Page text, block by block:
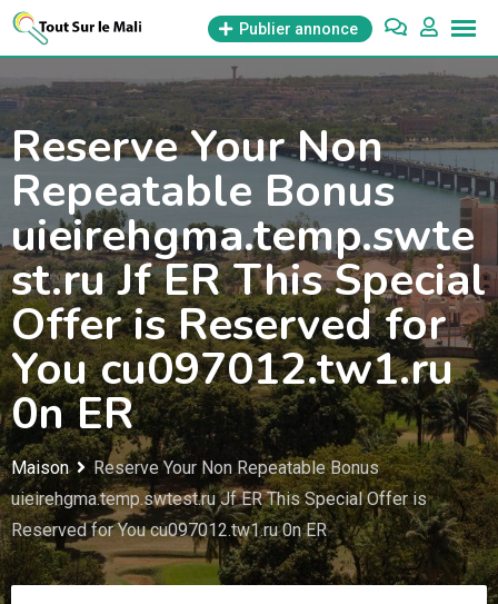
Aller
contenu
Publier annonce
Reserve Your Non
Repeatable Bonus
uieirehgma.temp.swte
st.ru Jf ER This Special
Offer is Reserved for
You cu097012.tw1.ru
0n ER
Maison
Reserve Your Non Repeatable Bonus
uieirehgma.temp.swtest.ru Jf ER This Special Offer is
Reserved for You cu097012.tw1.ru 0n ER